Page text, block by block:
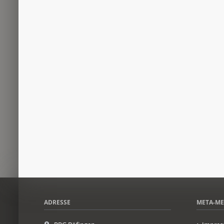
ADRESSE META-